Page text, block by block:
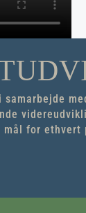
samarbejde
mål for